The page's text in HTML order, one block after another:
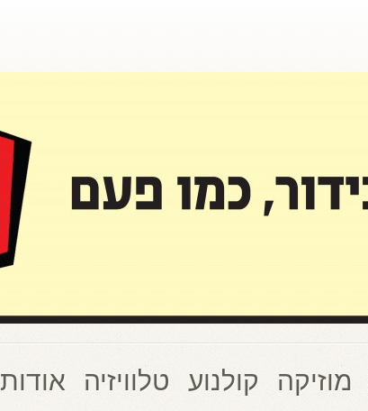
מוזיקה קולנוע טלוויזיה אודות